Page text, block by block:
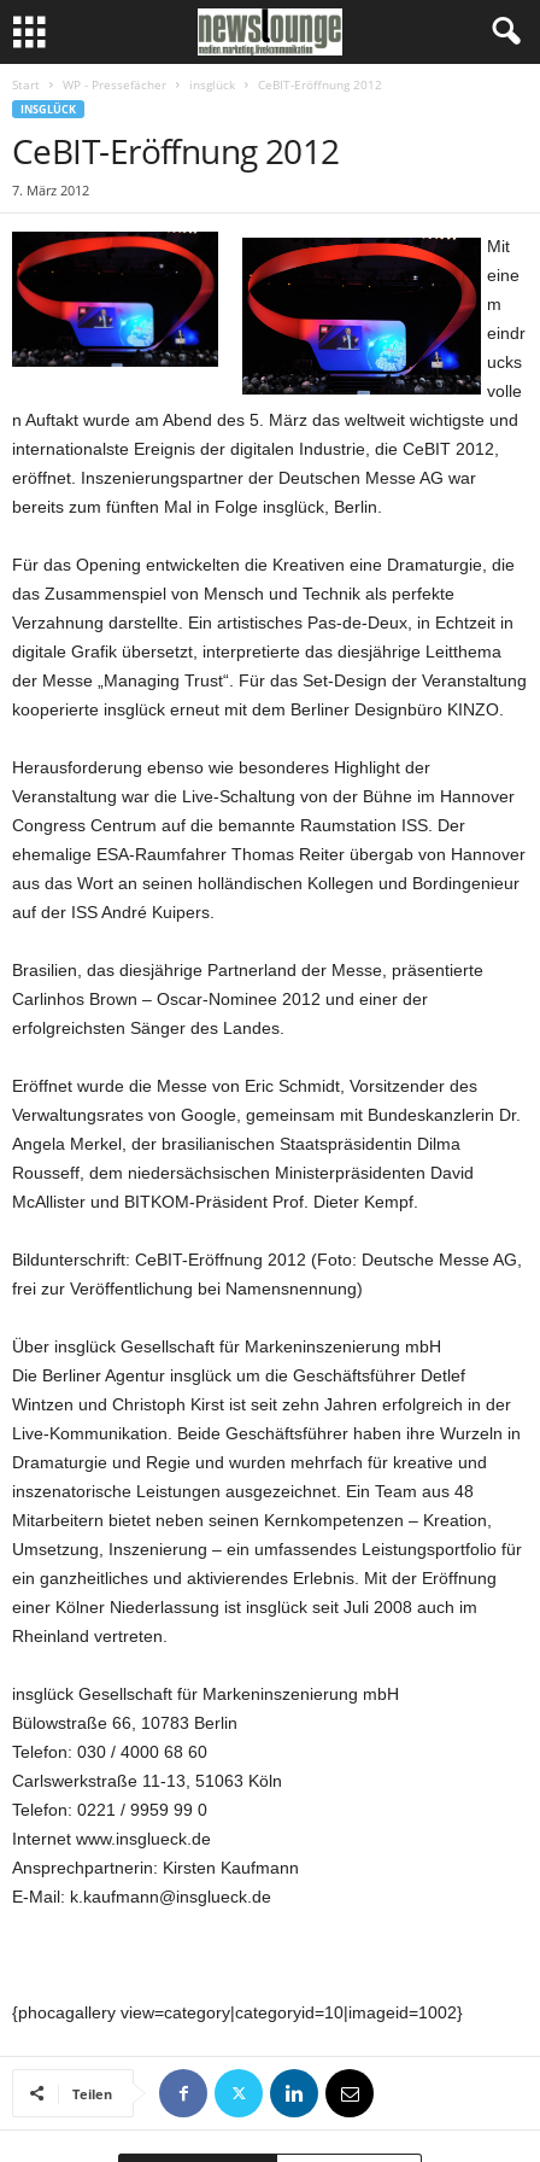
Start WP - Pressefächer insglück CeBIT-Eröffnung 2012
INSGLÜCK
CeBIT-Eröffnung 2012
7. März 2012
Mit
eine
m
eindr
ucks
volle
n Auftakt wurde am Abend des 5. März das weltweit wichtigste und
internationalste Ereignis der digitalen Industrie, die CeBIT 2012,
eröffnet. Inszenierungspartner der Deutschen Messe AG war
bereits zum fünften Mal in Folge insglück, Berlin.
Für das Opening entwickelten die Kreativen eine Dramaturgie, die
das Zusammenspiel von Mensch und Technik als perfekte
Verzahnung darstellte. Ein artistisches Pas-de-Deux, in Echtzeit in
digitale Grafik übersetzt, interpretierte das diesjährige Leitthema
der Messe „Managing Trust“. Für das Set-Design der Veranstaltung
kooperierte insglück erneut mit dem Berliner Designbüro KINZO.
Herausforderung ebenso wie besonderes Highlight der
Veranstaltung war die Live-Schaltung von der Bühne im Hannover
Congress Centrum auf die bemannte Raumstation ISS. Der
ehemalige ESA-Raumfahrer Thomas Reiter übergab von Hannover
aus das Wort an seinen holländischen Kollegen und Bordingenieur
auf der ISS André Kuipers.
Brasilien, das diesjährige Partnerland der Messe, präsentierte
Carlinhos Brown – Oscar-Nominee 2012 und einer der
erfolgreichsten Sänger des Landes.
Eröffnet wurde die Messe von Eric Schmidt, Vorsitzender des
Verwaltungsrates von Google, gemeinsam mit Bundeskanzlerin Dr.
Angela Merkel, der brasilianischen Staatspräsidentin Dilma
Rousseff, dem niedersächsischen Ministerpräsidenten David
McAllister und BITKOM-Präsident Prof. Dieter Kempf.
Bildunterschrift: CeBIT-Eröffnung 2012 (Foto: Deutsche Messe AG,
frei zur Veröffentlichung bei Namensnennung)
Über insglück Gesellschaft für Markeninszenierung mbH
Die Berliner Agentur insglück um die Geschäftsführer Detlef
Wintzen und Christoph Kirst ist seit zehn Jahren erfolgreich in der
Live-Kommunikation. Beide Geschäftsführer haben ihre Wurzeln in
Dramaturgie und Regie und wurden mehrfach für kreative und
inszenatorische Leistungen ausgezeichnet. Ein Team aus 48
Mitarbeitern bietet neben seinen Kernkompetenzen – Kreation,
Umsetzung, Inszenierung – ein umfassendes Leistungsportfolio für
ein ganzheitliches und aktivierendes Erlebnis. Mit der Eröffnung
einer Kölner Niederlassung ist insglück seit Juli 2008 auch im
Rheinland vertreten.
insglück Gesellschaft für Markeninszenierung mbH
Bülowstraße 66, 10783 Berlin
Telefon: 030 / 4000 68 60
Carlswerkstraße 11-13, 51063 Köln
Telefon: 0221 / 9959 99 0
Internet www.insglueck.de
Ansprechpartnerin: Kirsten Kaufmann
E-Mail: k.kaufmann@insglueck.de
{phocagallery view=category|categoryid=10|imageid=1002}
Teilen